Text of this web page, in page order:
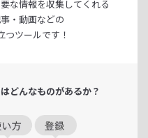
な情報を収集してくれる
・動画などの
つツールです！
どんなものがあるか？